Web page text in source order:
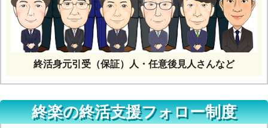
終活身元引受（保証）人・任意後見人さんなど
終楽の終活支援フォロー制度